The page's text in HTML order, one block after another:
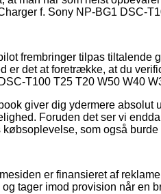
f. Sony NP-BG1 DSC-
frembringer tilpas tiltalende
er det at foretrække, at du
T100 T25 T20 W50 W40
giver dig ydermere absolut
Foruden det ser vi
købsoplevelse, som også
er finansieret af
og tager imod provision når en